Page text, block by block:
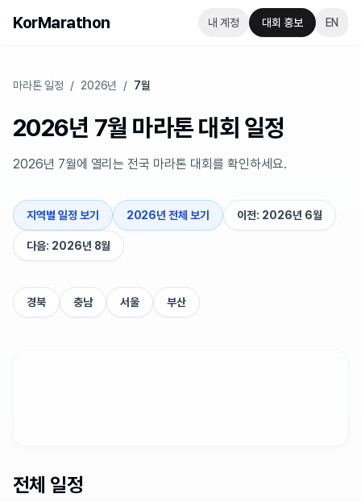
KorMarathon 내 계정 대회 홍보 EN
마라톤 일정 / 2026년 / 7월
2026년 7월 마라톤 대회 일정
2026년 7월에 열리는 전국 마라톤 대회를 확인하세요.
지역별 일정 보기 2026년 전체 보기 이전: 2026년 6월
다음: 2026년 8월
지역별 바로가기
경북 충남 서울 부산
전체 일정